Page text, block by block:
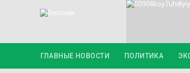
ГЛАВНЫЕ НОВОСТИ ПОЛИТИКА